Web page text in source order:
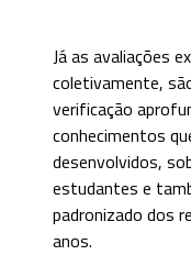
Já as avaliações
coletivamente,
verificação
conhecimentos
desenvolvidos,
estudantes e
padronizado dos
anos.